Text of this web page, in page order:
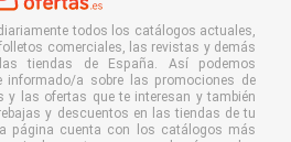
todos los catálogos actuales,
comerciales, las revistas y demás
tiendas de España. Así podemos
informado/a sobre las promociones de
y las ofertas que te interesan y también
y descuentos en las tiendas de tu
página cuenta con los catálogos más